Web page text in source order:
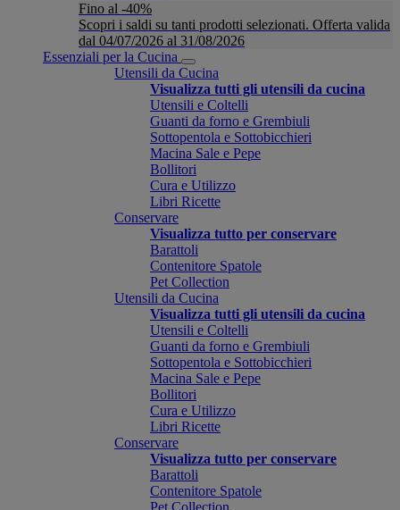
Fino al -40%
Scopri i saldi su tanti prodotti selezionati. Offerta valida
dal 04/07/2026 al 31/08/2026
Essenziali per la Cucina
Utensili da Cucina
Visualizza tutti gli utensili da cucina
Utensili e Coltelli
Guanti da forno e Grembiuli
Sottopentola e Sottobicchieri
Macina Sale e Pepe
Bollitori
Cura e Utilizzo
Libri Ricette
Conservare
Visualizza tutto per conservare
Barattoli
Contenitore Spatole
Pet Collection
Utensili da Cucina
Visualizza tutti gli utensili da cucina
Utensili e Coltelli
Guanti da forno e Grembiuli
Sottopentola e Sottobicchieri
Macina Sale e Pepe
Bollitori
Cura e Utilizzo
Libri Ricette
Conservare
Visualizza tutto per conservare
Barattoli
Contenitore Spatole
Pet Collection